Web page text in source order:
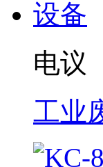
电议
工业